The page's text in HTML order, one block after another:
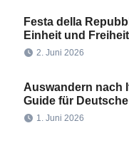
Festa della
Einheit und Freiheit
2. Juni 2026
Auswandern nach
Guide für Deutsche
1. Juni 2026